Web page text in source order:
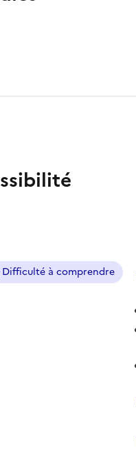
Difficulté à comprendre